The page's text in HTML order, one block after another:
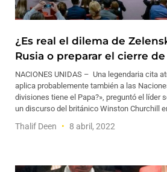
¿Es real el dilema de
Rusia o preparar el cierre de
NACIONES UNIDAS – Una legendaria cita
aplica probablemente también a las
divisiones tiene el Papa?», preguntó el líder
un discurso del británico Winston Churchill
Thalif Deen 8 abril, 2022